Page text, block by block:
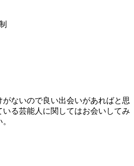
ないので良い出会いがあればと思
いる芸能人に関してはお会いしてみ